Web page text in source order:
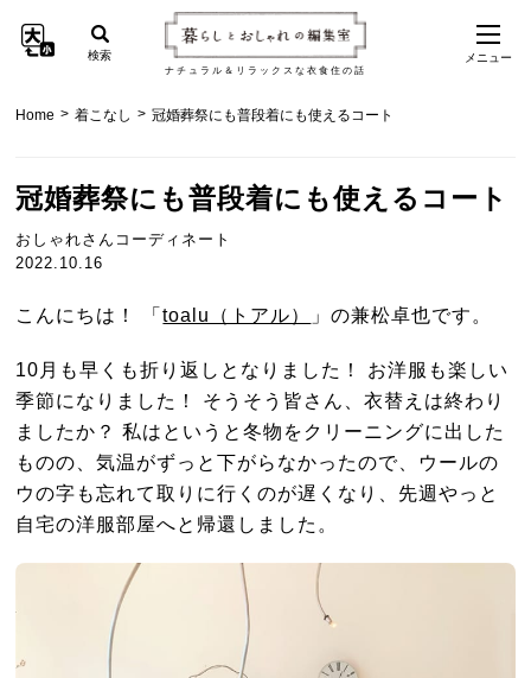
ナチュラル＆リラックスな衣食住の話
検索 メニュー
Home > 着こなし > 冠婚葬祭にも普段着にも使えるコート
冠婚葬祭にも普段着にも使えるコート
おしゃれさんコーディネート
2022.10.16
こんにちは！ 「toalu（トアル） 」の兼松卓也です。
10月も早くも折り返しとなりました！ お洋服も楽しい
季節になりました！ そうそう皆さん、衣替えは終わり
ましたか？ 私はというと冬物をクリーニングに出した
ものの、気温がずっと下がらなかったので、ウールの
ウの字も忘れて取りに行くのが遅くなり、先週やっと
自宅の洋服部屋へと帰還しました。